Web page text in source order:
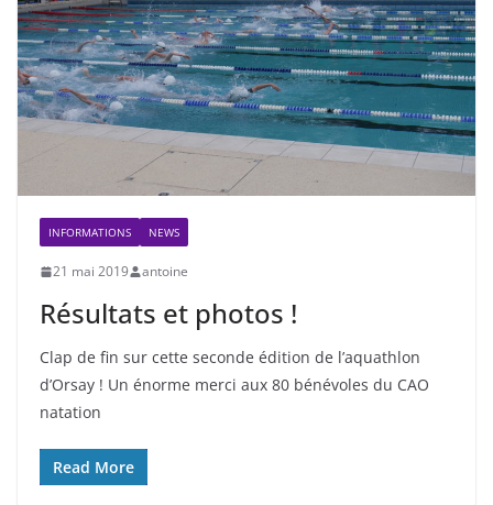
INFORMATIONS NEWS
21 mai 2019 antoine
Résultats et photos !
Clap de fin sur cette seconde édition de l’aquathlon
d’Orsay ! Un énorme merci aux 80 bénévoles du CAO
natation
Read More